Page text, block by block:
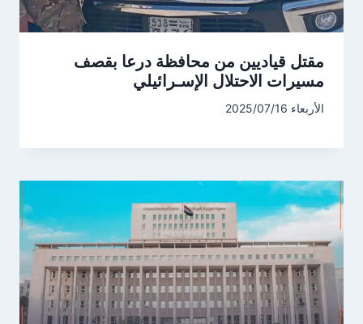
مقتل قياديين من محافظة درعا بقصف
مسيرات الاحتلال الإسـرائيلي
الأربعاء 2025/07/16